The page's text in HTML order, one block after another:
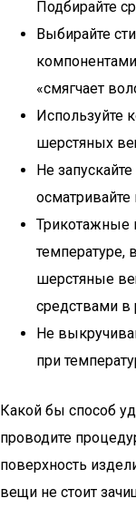
Подбирайте
Выбирайте
«смягчает
Используйте
шерстяных
Не
Трикотажные
температуре,
шерстяные
средствами в
Не
при
Какой бы способ
проводите
поверхность
вещи не стоит